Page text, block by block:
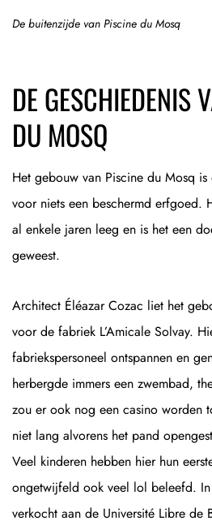
De buitenzijde van Piscine du Mosq
DE GESCHIEDENIS
DU MOSQ
Het gebouw van Piscine du Mosq
voor niets een beschermd erfgoed.
al enkele jaren leeg en is het een
geweest.
Architect Éléazar Cozac liet het
voor de fabriek L’Amicale Solvay.
fabriekspersoneel ontspannen en
herbergde immers een zwembad,
zou er ook nog een casino worden
niet lang alvorens het pand
Veel kinderen hebben hier hun
ongetwijfeld ook veel lol beleefd.
verkocht aan de Université Libre de